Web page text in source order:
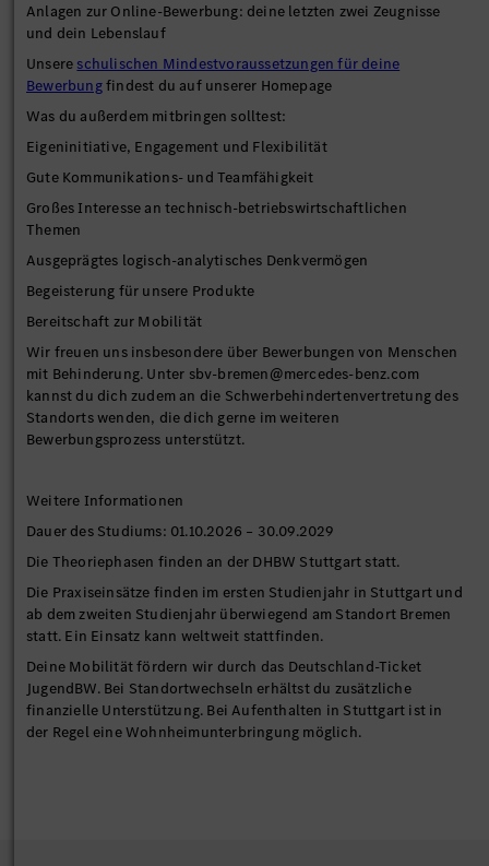
Anlagen zur Online-Bewerbung: deine letzten zwei Zeugnisse
und dein Lebenslauf
Unsere schulischen Mindestvoraussetzungen für deine
Bewerbungfindest du auf unserer Homepage
Was du außerdem mitbringen solltest:
Eigeninitiative, Engagement und Flexibilität
Gute Kommunikations- und Teamfähigkeit
Großes Interesse an technisch-betriebswirtschaftlichen
Themen
Ausgeprägtes logisch-analytisches Denkvermögen
Begeisterung für unsere Produkte
Bereitschaft zur Mobilität
Wir freuen uns insbesondere über Bewerbungen von Menschen
mit Behinderung. Unter sbv-bremen@mercedes-benz.com
kannst du dich zudem an die Schwerbehindertenvertretung des
Standorts wenden, die dich gerne im weiteren
Bewerbungsprozess unterstützt.
Weitere Informationen
Dauer des Studiums: 01.10.2026 – 30.09.2029
Die Theoriephasen finden an der DHBW Stuttgart statt.
Die Praxiseinsätze finden im ersten Studienjahr in Stuttgart und
ab dem zweiten Studienjahr überwiegend am Standort Bremen
statt. Ein Einsatz kann weltweit stattfinden.
Deine Mobilität fördern wir durch das Deutschland-Ticket
JugendBW. Bei Standortwechseln erhältst du zusätzliche
finanzielle Unterstützung. Bei Aufenthalten in Stuttgart ist in
der Regel eine Wohnheimunterbringung möglich.